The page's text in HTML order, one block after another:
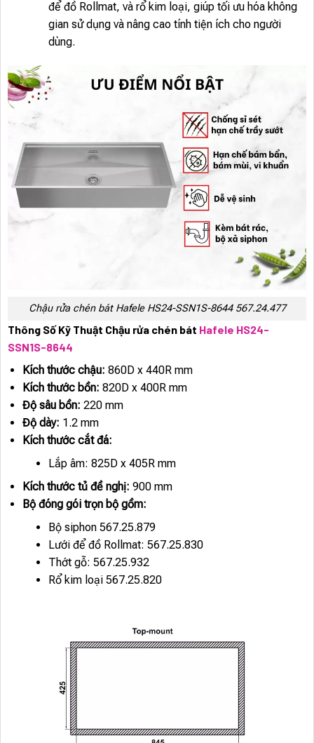
để đồ Rollmat, và rổ kim loại, giúp tối ưu hóa không
gian sử dụng và nâng cao tính tiện ích cho người
dùng.
Chậu rửa chén bát Hafele HS24-SSN1S-8644 567.24.477
Thông Số Kỹ Thuật Chậu rửa chén bát Hafele HS24-
SSN1S-8644
Kích thước chậu: 860D x 440R mm
Kích thước bồn: 820D x 400R mm
Độ sâu bồn: 220 mm
Độ dày: 1.2 mm
Kích thước cắt đá:
Lắp âm: 825D x 405R mm
Kích thước tủ đề nghị: 900 mm
Bộ đóng gói trọn bộ gồm:
Bộ siphon 567.25.879
Lưới để đồ Rollmat: 567.25.830
Thớt gỗ: 567.25.932
Rổ kim loại 567.25.820